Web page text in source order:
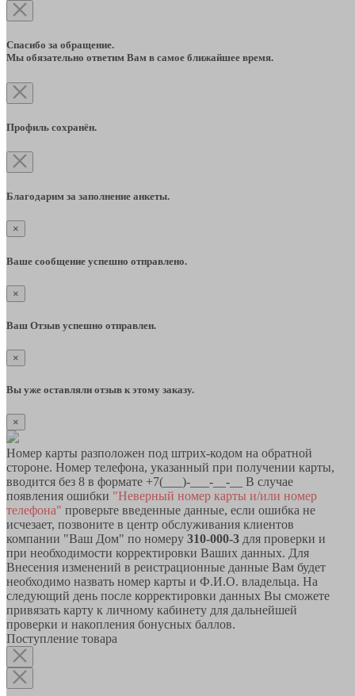
Спасибо за обращение.
Мы обязательно ответим Вам в самое ближайшее время.
Профиль сохранён.
Благодарим за заполнение анкеты.
×
Ваше сообщение успешно отправлено.
×
Ваш Отзыв успешно отправлен.
×
Вы уже оставляли отзыв к этому заказу.
×
Номер карты разположен под штрих-кодом на обратной
стороне. Номер телефона, указанный при получении карты,
вводится без 8 в формате +7(___)-___-__-__ В случае
появления ошибки "Неверный номер карты и/или номер
телефона" проверьте введенные данные, если ошибка не
исчезает, позвоните в центр обслуживания клиентов
компании "Ваш Дом" по номеру 310-000-3 для проверки и
при необходимости корректировки Ваших данных. Для
Внесения изменений в реистрационные данные Вам будет
необходимо назвать номер карты и Ф.И.О. владельца. На
следующий день после корректировки данных Вы сможете
привязать карту к личному кабинету для дальнейшей
проверки и накопления бонусных баллов.
Поступление товара